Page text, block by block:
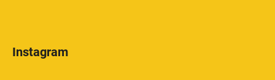
Instagram